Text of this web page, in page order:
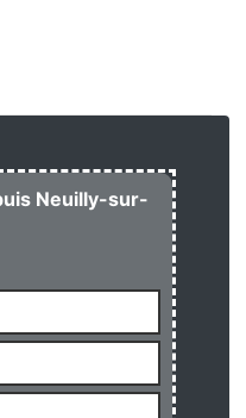
Neuilly-sur-